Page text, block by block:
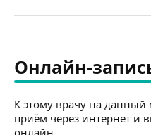
Онлайн-
К этому врачу на данный
приём через интернет и
онлайн.